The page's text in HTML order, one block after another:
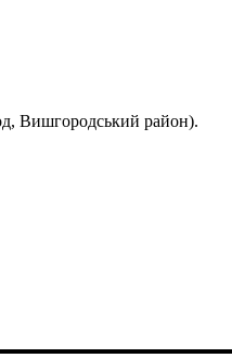
Вишгородський район).